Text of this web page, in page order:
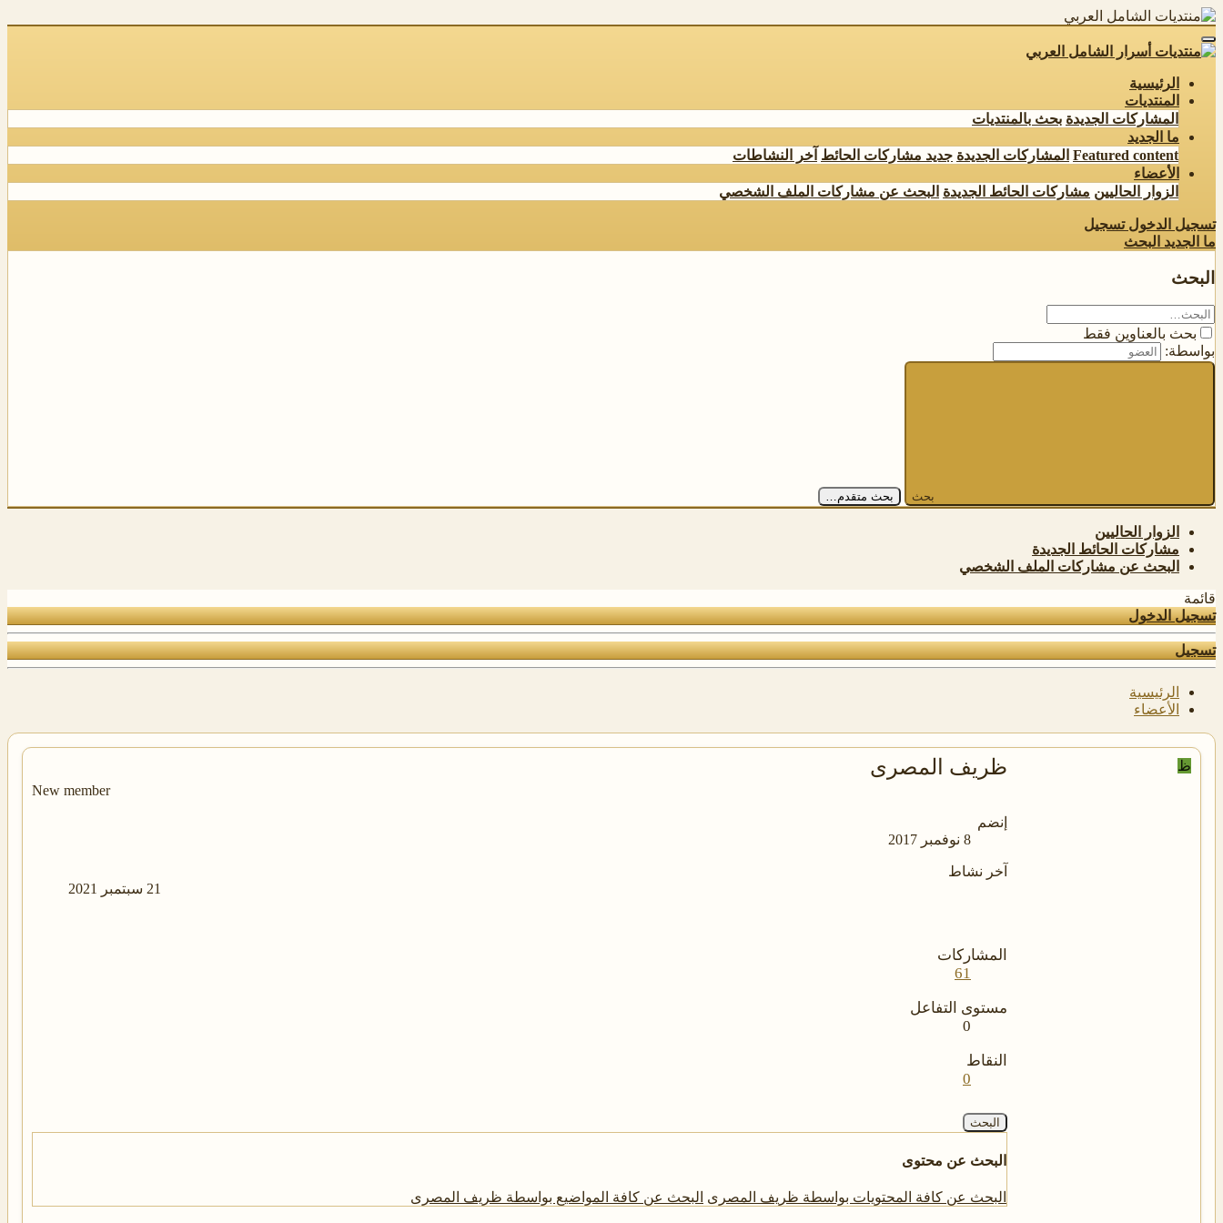
الرئيسية
المنتديات
المشاركات الجديدة بحث بالمنتديات
ما الجديد
Featured content المشاركات الجديدة جديد مشاركات الحائط آخر النشاطات
الأعضاء
الزوار الحاليين مشاركات الحائط الجديدة البحث عن مشاركات الملف الشخصي
تسجيل الدخول تسجيل
ما الجديد البحث
البحث
بحث بالعناوين فقط
بواسطة:
بحث بحث متقدم…
الزوار الحاليين
مشاركات الحائط الجديدة
البحث عن مشاركات الملف الشخصي
قائمة
تسجيل الدخول
تسجيل
الرئيسية
الأعضاء
ظ ظريف المصرى
New member
إنضم
8 نوفمبر 2017
آخر نشاط
21 سبتمبر 2021
المشاركات
61
مستوى التفاعل
0
النقاط
0
البحث
البحث عن محتوى
البحث عن كافة المحتويات بواسطة ظريف المصرى البحث عن كافة المواضيع بواسطة ظريف المصرى